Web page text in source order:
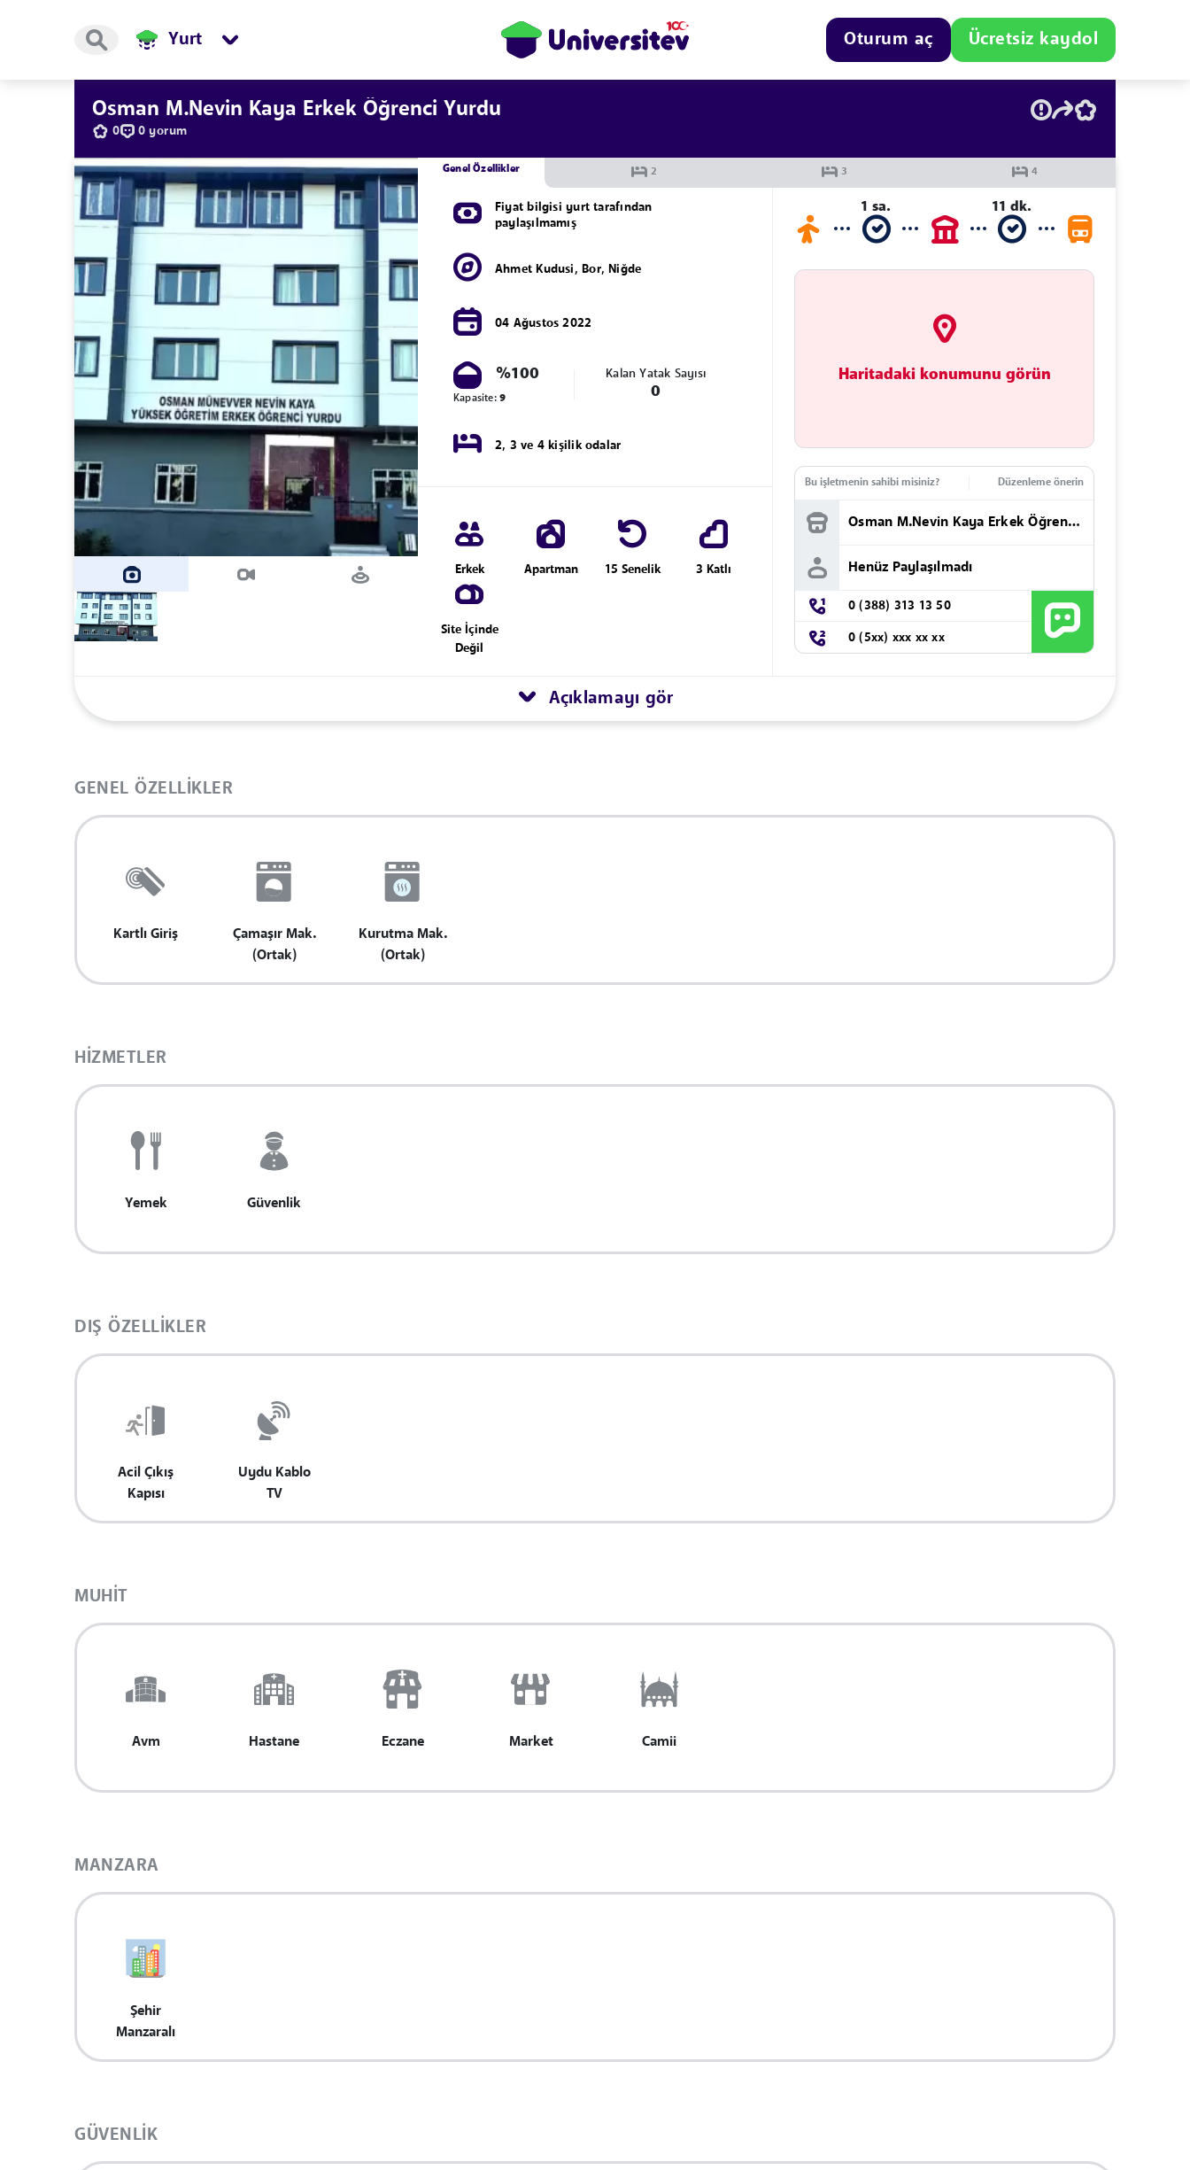
Yurt Oturum aç Ücretsiz kaydol
Osman M.Nevin Kaya Erkek Öğrenci Yurdu
0 0 yorum
Genel Özellikler
Fiyat bilgisi yurt tarafından
paylaşılmamış
Ahmet Kudusi , Bor, Niğde
04 Ağustos 2022
%100
Kapasite: 9
Kalan Yatak Sayısı
0
2, 3 ve 4 kişilik odalar
Erkek Apartman 15 Senelik 3 Katlı
Site İçinde
Değil
1 sa. 11 dk.
Haritadaki konumunu görün
Bu işletmenin sahibi misiniz? Düzenleme önerin
Osman M.Nevin Kaya Erkek Öğrenci Yurdu
Henüz Paylaşılmadı
0 (388) 313 13 50
0 (5xx) xxx xx xx
Açıklamayı gör
GENEL ÖZELLIKLER
Kartlı Giriş
Çamaşır Mak.
(Ortak)
Kurutma Mak.
(Ortak)
HIZMETLER
Yemek Güvenlik
DIŞ ÖZELLIKLER
Acil Çıkış
Kapısı
Uydu Kablo
TV
MUHIT
Avm Hastane Eczane Market Camii
MANZARA
Şehir
Manzaralı
GÜVENLIK